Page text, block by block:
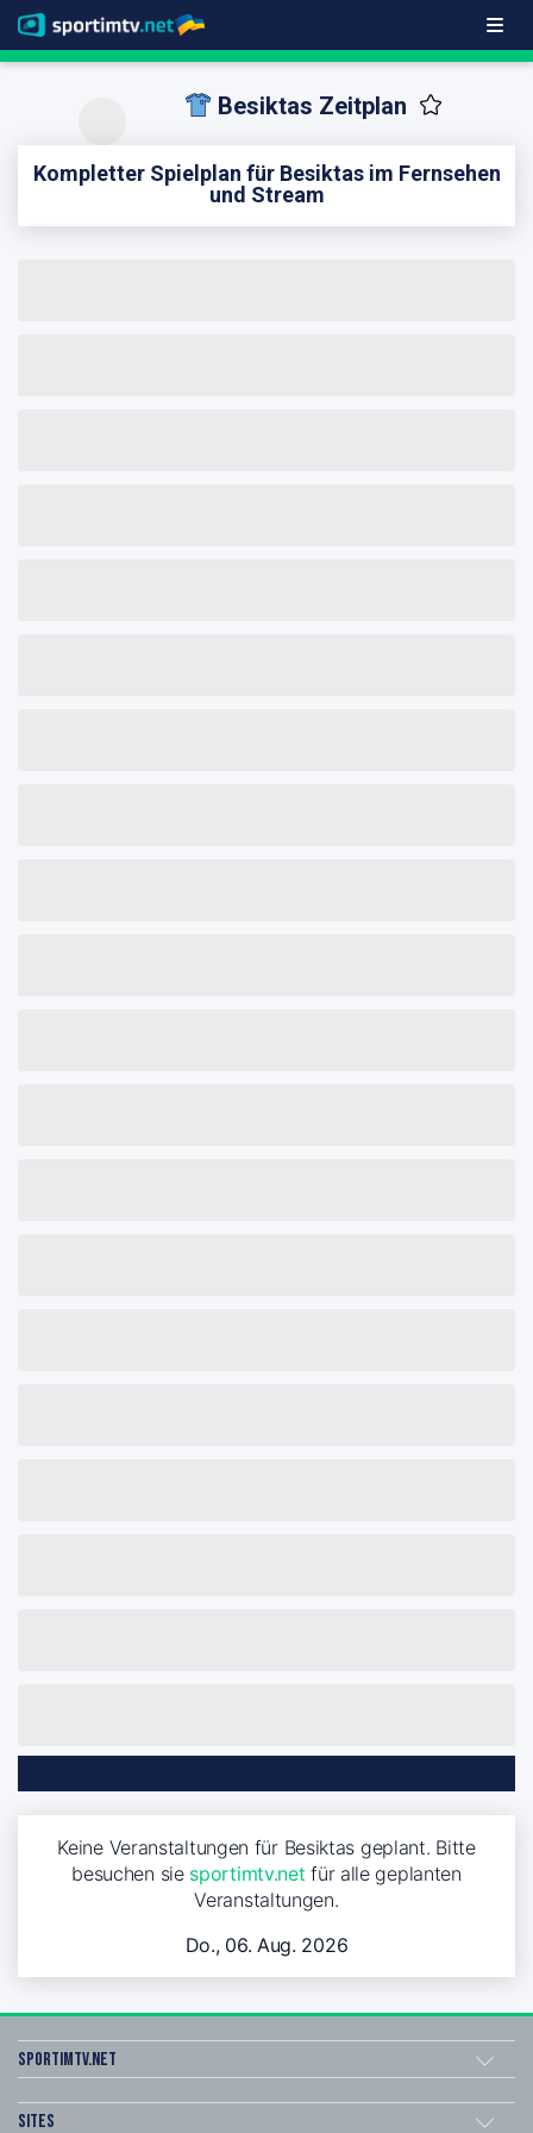
Besiktas Zeitplan
Kompletter Spielplan für Besiktas im Fernsehen
und Stream
Keine Veranstaltungen für Besiktas geplant. Bitte
besuchen sie sportimtv.net für alle geplanten
Veranstaltungen.
Do., 06. Aug. 2026
sportimtv.net
Sites